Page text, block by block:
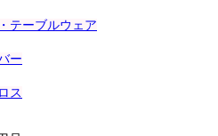
テーブルウェア
ー
ス